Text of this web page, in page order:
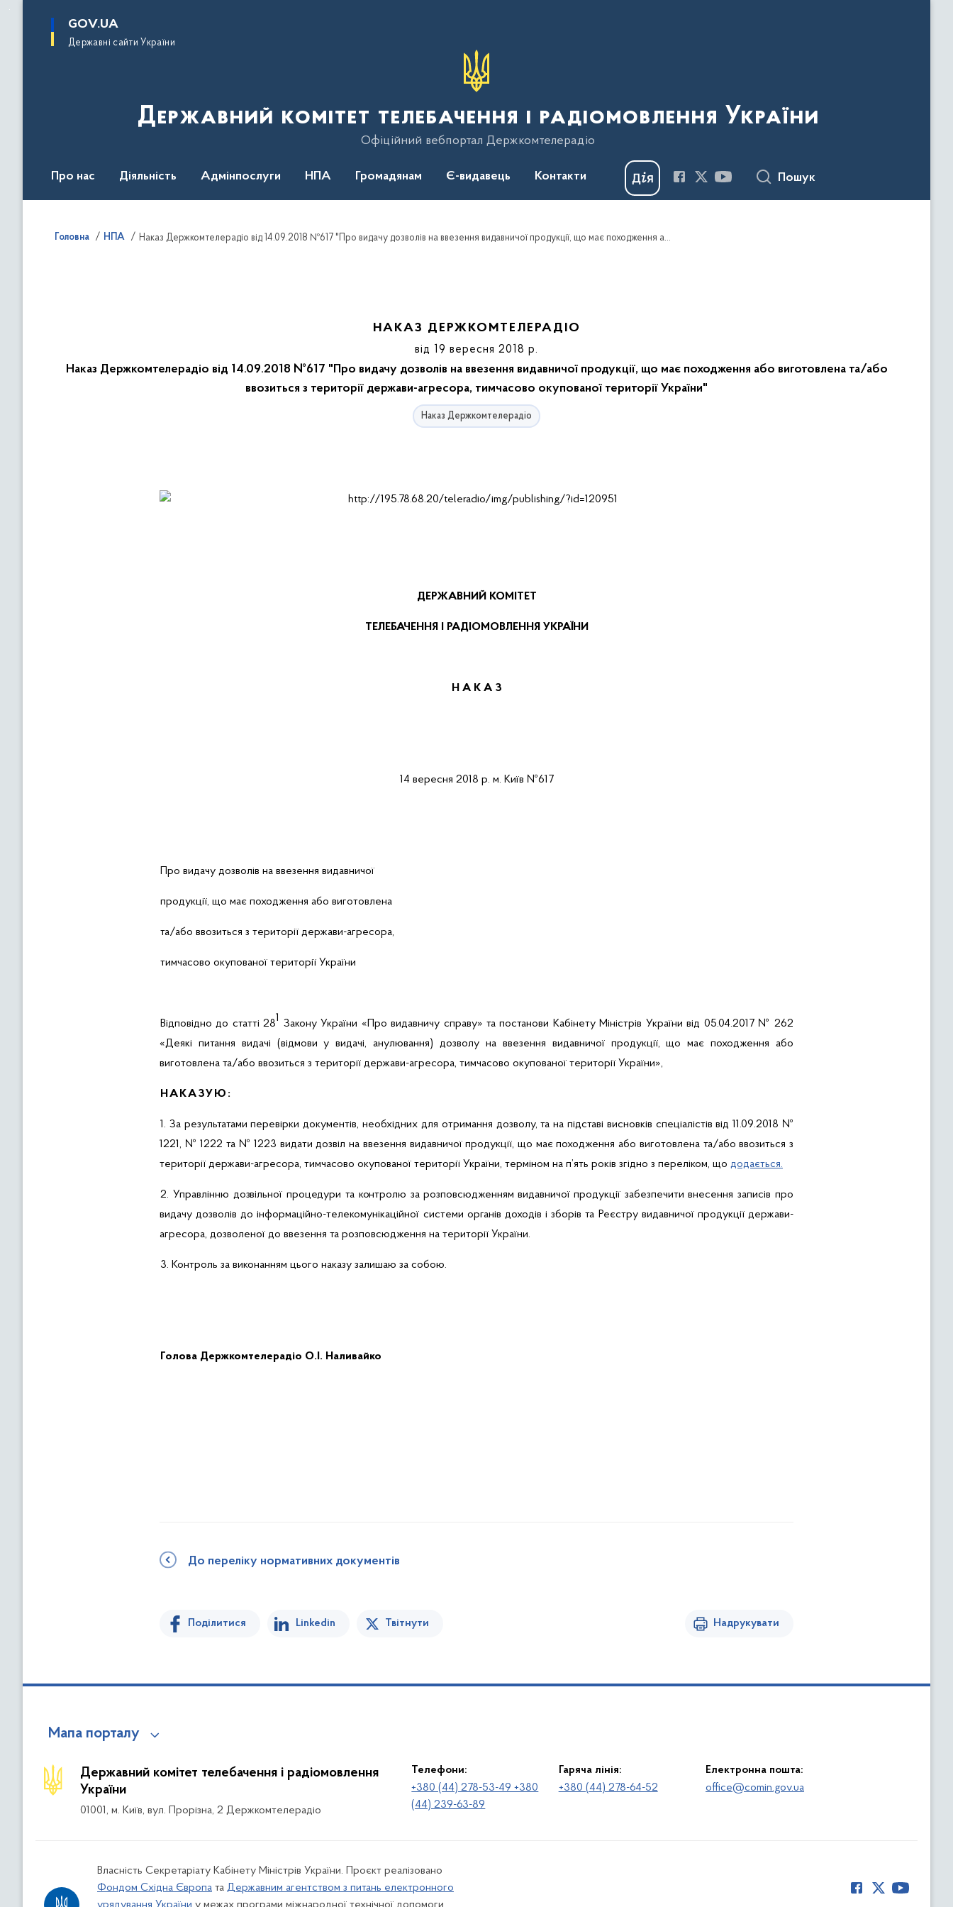
основного
GOV.UA
Державні сайти України
Державний комітет телебачення і радіомовлення України
Офіційний вебпортал Держкомтелерадіо
Про нас Діяльність Адмінпослуги НПА Громадянам Є-видавець Контакти Пошук
Головна НПА Наказ Держкомтелерадіо від 14.09.2018 №617 "Про видачу дозволів на ввезення видавничої продукції, що має походження або виготовлена та/або ввозиться з території держави-агресора, тимчасово окупованої території України"
НАКАЗ ДЕРЖКОМТЕЛЕРАДІО
від 19 вересня 2018 р.
Наказ Держкомтелерадіо від 14.09.2018 №617 "Про видачу дозволів на ввезення видавничої продукції, що має походження або виготовлена та/або
ввозиться з території держави-агресора, тимчасово окупованої території України"
Наказ Держкомтелерадіо
ДЕРЖАВНИЙ КОМІТЕТ
ТЕЛЕБАЧЕННЯ І РАДІОМОВЛЕННЯ УКРАЇНИ
Н А К А З
14 вересня 2018 р. м. Київ №617
Про видачу дозволів на ввезення видавничої
продукції, що має походження або виготовлена
та/або ввозиться з території держави-агресора,
тимчасово окупованої території України
Відповідно до статті 281 Закону України «Про видавничу справу» та постанови Кабінету Міністрів України від 05.04.2017 № 262
«Деякі питання видачі (відмови у видачі, анулювання) дозволу на ввезення видавничої продукції, що має походження або
виготовлена та/або ввозиться з території держави-агресора, тимчасово окупованої території України»,
НАКАЗУЮ:
1. За результатами перевірки документів, необхідних для отримання дозволу, та на підставі висновків спеціалістів від 11.09.2018 №
1221, № 1222 та № 1223 видати дозвіл на ввезення видавничої продукції, що має походження або виготовлена та/або ввозиться з
території держави-агресора, тимчасово окупованої території України, терміном на п’ять років згідно з переліком, що додається.
2. Управлінню дозвільної процедури та контролю за розповсюдженням видавничої продукціїзабезпечити внесення записів про
видачу дозволів до інформаційно-телекомунікаційної системи органів доходів і зборів та Реєстру видавничої продукції держави-
агресора, дозволеної до ввезення та розповсюдження на території України.
3. Контроль за виконанням цього наказу залишаю за собою.
Голова Держкомтелерадіо О.І. Наливайко
До переліку нормативних документів
Поділитися Linkedin Твітнути Надрукувати
Мапа порталу
Державний комітет телебачення і радіомовлення
України
01001, м. Київ, вул. Прорізна, 2 Держкомтелерадіо
Телефони:
+380 (44) 278-53-49 +380
(44) 239-63-89
Гаряча лінія:
+380 (44) 278-64-52
Електронна пошта:
office@comin.gov.ua
Власність Секретаріату Кабінету Міністрів України. Проєкт реалізовано
Фондом Східна Європа та Державним агентством з питань електронного